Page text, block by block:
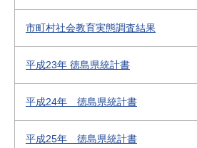
市町村社会教育実態調査結果
平成23年 徳島県統計書
平成24年 徳島県統計書
平成25年 徳島県統計書